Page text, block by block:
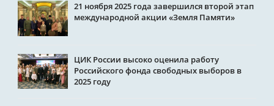
21 ноября 2025 года завершился второй этап
международной акции «Земля Памяти»
ЦИК России высоко оценила работу
Российского фонда свободных выборов в
2025 году